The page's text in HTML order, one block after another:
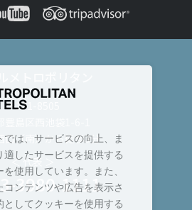
〒171-8505
口（南）から徒歩3分
＜ 代表 ＞
3980-1111
では、サービスの向上、ま
適したサービスを提供する
使用しています。また、
コンテンツや広告を表示さ
としてクッキーを使用する